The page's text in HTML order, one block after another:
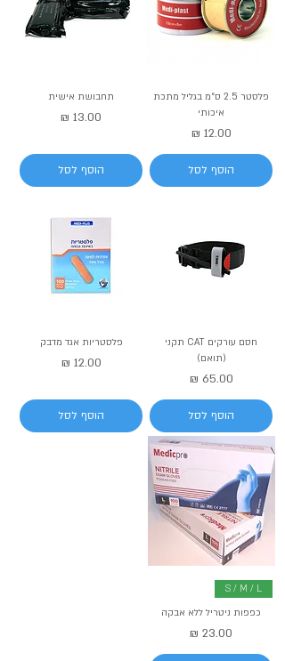
פלסטר 2.5 ס״מ בגליל מתכת
איכותי
מחיר
הוסף לסל
תחבושת אישית
מחיר
הוסף לסל
חסם עורקים CAT תקני
(תואם)
מחיר
הוסף לסל
פלסטריות אגד מדבק
מחיר
הוסף לסל
S / M / L
כפפות ניטריל ללא אבקה
מחיר